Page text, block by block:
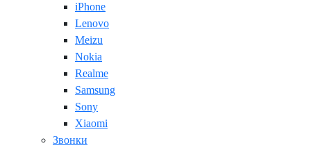
iPhone
Lenovo
Meizu
Nokia
Realme
Samsung
Sony
Xiaomi
Звонки